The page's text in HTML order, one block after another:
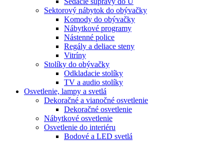
Sektorový nábytok do obývačky
Komody do obývačky
Nábytkové programy
Nástenné police
Regály a deliace steny
Vitríny
Stolíky do obývačky
Odkladacie stolíky
TV a audio stolíky
Osvetlenie, lampy a svetlá
Dekoračné a vianočné osvetlenie
Dekoračné osvetlenie
Nábytkové osvetlenie
Osvetlenie do interiéru
Bodové a LED svetlá